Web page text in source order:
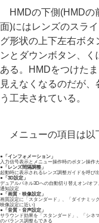
HMDの下側(HMDの
面)にはレンズのスラ
グ形状の上下左右ボ
ンとダウンボタン、
ある。HMDをつけた
見えなくなるのだが
う工夫されている。
メニューの項目は以
●「インフォメーション」
入力信号表示とメニュー操作時のボタン操作
●「レンズ間隔調整」
起動時に表示されるレンズ調整ガイドを呼び
●「3D設定」
デュアルパネル3Dへの自動切り替えオン/オ
通知設定
●「画質・映像設定」
画質設定に「スタンダード」、「ダイナミッ
映像設定に近い)
●「音質・音声設定」
サラウンド効果を「スタンダード」、「シネ
のバランス調整もできる